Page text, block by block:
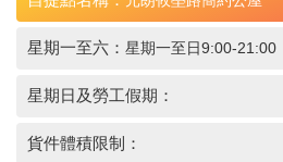
星期一至六： 星期一至日9:00-21:00
星期日及勞工假期：
貨件體積限制：